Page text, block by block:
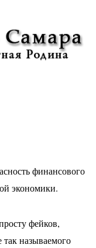
финансового
экономики.
фейков,
называемого